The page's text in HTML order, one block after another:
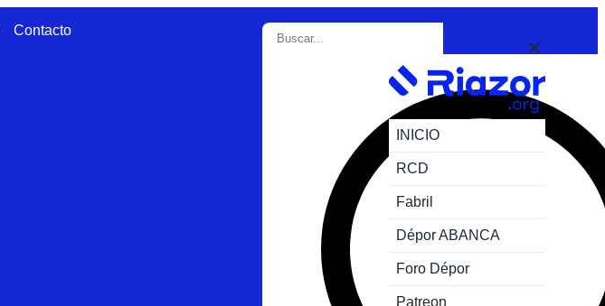
Contacto
INICIO
RCD
Fabril
Dépor ABANCA
Foro Dépor
Patreon